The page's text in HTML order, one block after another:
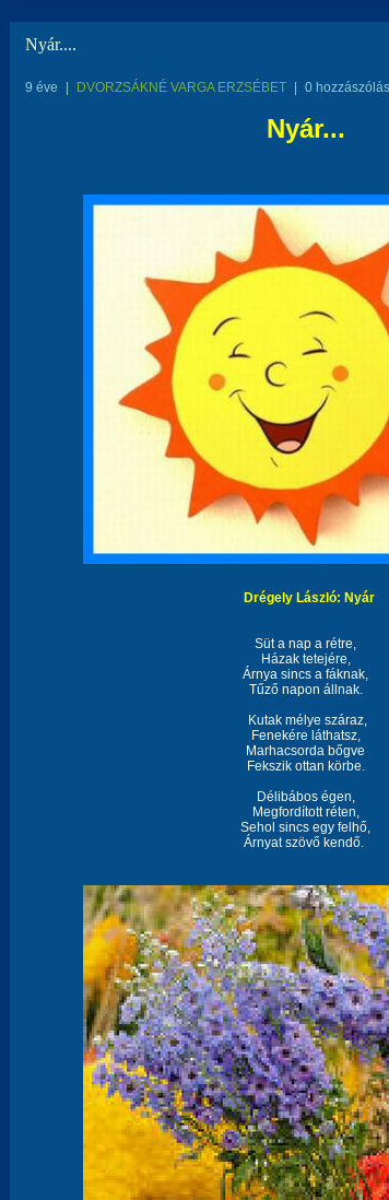
Nyár....
9 éve DVORZSÁKNÉ VARGA ERZSÉBET 0 hozzászólás
Nyár...
Drégely László: Nyár
Süt a nap a rétre,
Házak tetejére,
Árnya sincs a fáknak,
Tűző napon állnak.
Kutak mélye száraz,
Fenekére láthatsz,
Marhacsorda bőgve
Fekszik ottan körbe.
Délibábos égen,
Megfordított réten,
Sehol sincs egy felhő,
Árnyat szövő kendő.